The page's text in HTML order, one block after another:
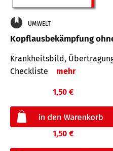
UMWELT
Kopflausbekämpfung
Krankheits­bild,
Check­liste
mehr
1,50 €
1,50 €